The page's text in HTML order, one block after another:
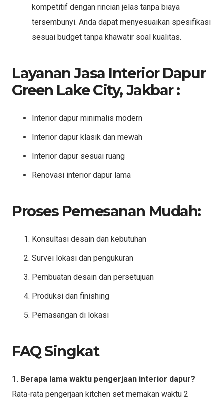
kompetitif dengan rincian jelas tanpa biaya
tersembunyi. Anda dapat menyesuaikan spesifikasi
sesuai budget tanpa khawatir soal kualitas.
Layanan Jasa Interior Dapur
Green Lake City, Jakbar :
Interior dapur minimalis modern
Interior dapur klasik dan mewah
Interior dapur sesuai ruang
Renovasi interior dapur lama
Proses Pemesanan Mudah:
Konsultasi desain dan kebutuhan
Survei lokasi dan pengukuran
Pembuatan desain dan persetujuan
Produksi dan finishing
Pemasangan di lokasi
FAQ Singkat
1. Berapa lama waktu pengerjaan interior dapur?
Rata-rata pengerjaan kitchen set memakan waktu 2